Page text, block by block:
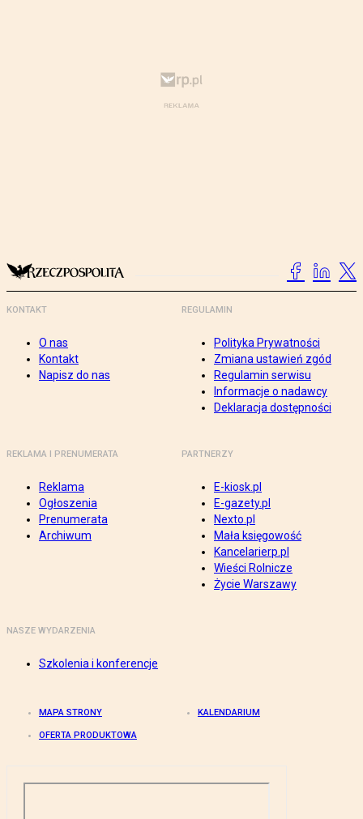
KONTAKT
O nas
Kontakt
Napisz do nas
REGULAMIN
Polityka Prywatności
Zmiana ustawień zgód
Regulamin serwisu
Informacje o nadawcy
Deklaracja dostępności
REKLAMA I PRENUMERATA
Reklama
Ogłoszenia
Prenumerata
Archiwum
PARTNERZY
E-kiosk.pl
E-gazety.pl
Nexto.pl
Mała księgowość
Kancelarierp.pl
Wieści Rolnicze
Życie Warszawy
NASZE WYDARZENIA
Szkolenia i konferencje
MAPA STRONY KALENDARIUM
OFERTA PRODUKTOWA